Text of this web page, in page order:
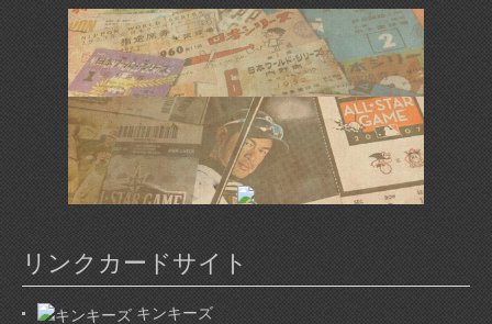
リンクカードサイト
キンキーズ